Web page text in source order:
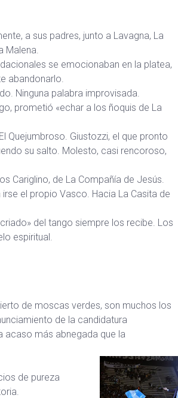
a sus padres, junto a Lavagna, La
Malena.
se emocionaban en la platea,
abandonarlo.
Ninguna palabra improvisada.
prometió «echar a los ñoquis de La
Quejumbroso. Giustozzi, el que pronto
su salto. Molesto, casi rencoroso,
Cariglino, de La Compañía de Jesús.
el propio Vasco. Hacia La Casita de
del tango siempre los recibe. Los
espiritual.
de moscas verdes, son muchos los
de la candidatura
acaso más abnegada que la
de pureza